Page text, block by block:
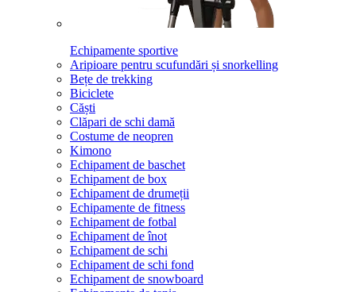
Echipamente sportive
Aripioare pentru scufundări și snorkelling
Bețe de trekking
Biciclete
Căști
Clăpari de schi damă
Costume de neopren
Kimono
Echipament de baschet
Echipament de box
Echipament de drumeții
Echipamente de fitness
Echipament de fotbal
Echipament de înot
Echipament de schi
Echipament de schi fond
Echipament de snowboard